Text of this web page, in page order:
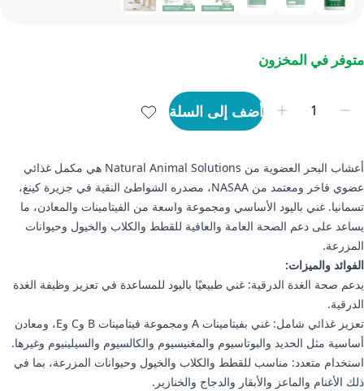
متوفر في المخزون
أضف إلى السلة
أعشاب البحر العضوية من Natural Animal Solutions هي مكمل غذائي
عضوي فاخر ومعتمد من NASAA، مصدره الشواطئ النقية في جزيرة كينغ،
تسمانيا. غني باليود الأساسي ومجموعة واسعة من الفيتامينات والمعادن، ما
يساعد على دعم الصحة العامة والعافية للقطط والكلاب والخيول وحيوانات
المزرعة.
الفوائد والميزات:
يدعم صحة الغدة الدرقية: غني طبيعيًا باليود للمساعدة في تعزيز وظيفة الغدة
الدرقية.
تعزيز غذائي شامل: غني بفيتامينات A ومجموعة فيتامينات B وC وE، ومعادن
أساسية مثل الحديد والبوتاسيوم والمغنيسيوم والكالسيوم والسيلينيوم وغيرها.
استخدام متعدد: مناسب للقطط والكلاب والخيول وحيوانات المزرعة، بما في
ذلك الأغنام والماعز والأبقار والدجاج والخنازير.